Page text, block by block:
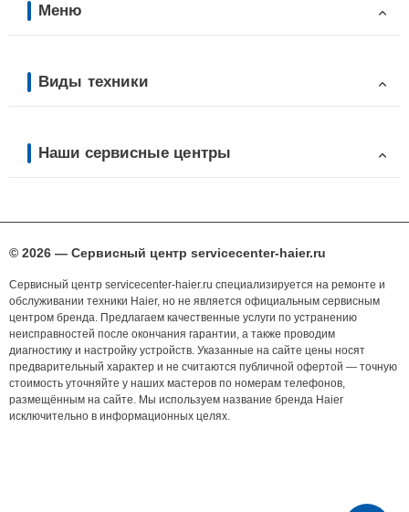
Меню
Виды техники
Наши сервисные центры
© 2026 — Сервисный центр servicecenter-haier.ru
Сервисный центр servicecenter-haier.ru специализируется на ремонте и
обслуживании техники Haier, но не является официальным сервисным
центром бренда. Предлагаем качественные услуги по устранению
неисправностей после окончания гарантии, а также проводим
диагностику и настройку устройств. Указанные на сайте цены носят
предварительный характер и не считаются публичной офертой — точную
стоимость уточняйте у наших мастеров по номерам телефонов,
размещённым на сайте. Мы используем название бренда Haier
исключительно в информационных целях.